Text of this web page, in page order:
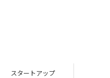
スタートアップ